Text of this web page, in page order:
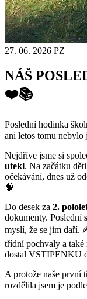
27. 06. 2026 PZ
NÁŠ
❤️📚
Poslední hodinka
ani letos tomu
Nejdříve jsme si
utekl. Na začátku
očekávání, dnes už
🧠
Do desek za 2.
dokumenty. Poslední
myslí, že se jim daří.
třídní pochvaly a
dostal VSTIPENKU
A protože naše první
rozdělila jsem je